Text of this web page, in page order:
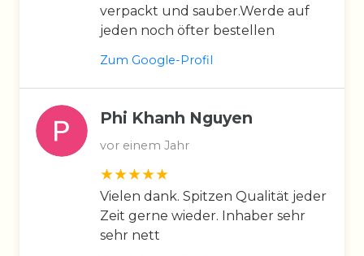
verpackt und sauber.Werde auf
jeden noch öfter bestellen
Zum Google-Profil
Phi Khanh Nguyen
vor einem Jahr
Vielen dank. Spitzen Qualität jeder
Zeit gerne wieder. Inhaber sehr
sehr nett